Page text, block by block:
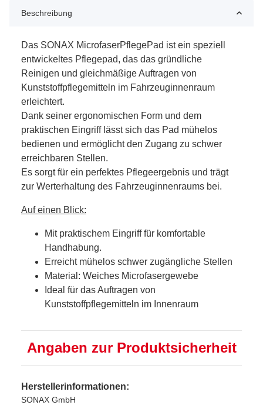
Beschreibung
Das SONAX MicrofaserPflegePad ist ein speziell
entwickeltes Pflegepad, das das gründliche
Reinigen und gleichmäßige Auftragen von
Kunststoffpflegemitteln im Fahrzeuginnenraum
erleichtert.
Dank seiner ergonomischen Form und dem
praktischen Eingriff lässt sich das Pad mühelos
bedienen und ermöglicht den Zugang zu schwer
erreichbaren Stellen.
Es sorgt für ein perfektes Pflegeergebnis und trägt
zur Werterhaltung des Fahrzeuginnenraums bei.
Auf einen Blick:
Mit praktischem Eingriff für komfortable
Handhabung.
Erreicht mühelos schwer zugängliche Stellen
Material: Weiches Microfasergewebe
Ideal für das Auftragen von
Kunststoffpflegemitteln im Innenraum
Angaben zur Produktsicherheit
Herstellerinformationen:
SONAX GmbH